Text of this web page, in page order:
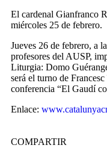
El cardenal Gianfranco
miércoles 25 de febrero.
Jueves 26 de febrero, a
profesores del AUSP,
Liturgia: Domo
será el turno de
conferencia “El Gaudí
Enlace:
COMPARTIR